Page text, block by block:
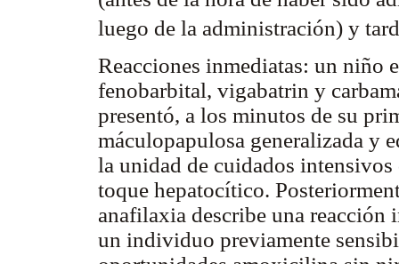
luego de la administración) y
Reacciones inmediatas: un niño
fenobarbital, vigabatrin y
presentó, a los minutos de su
máculopapulosa generalizada y
la unidad de cuidados
toque hepatocítico.
anafilaxia describe una reacción
un individuo previamente